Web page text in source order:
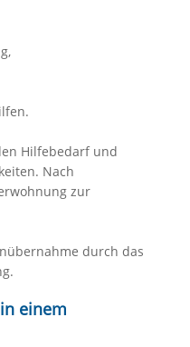
Hilfebedarf und
Nach
zur
durch das
einem